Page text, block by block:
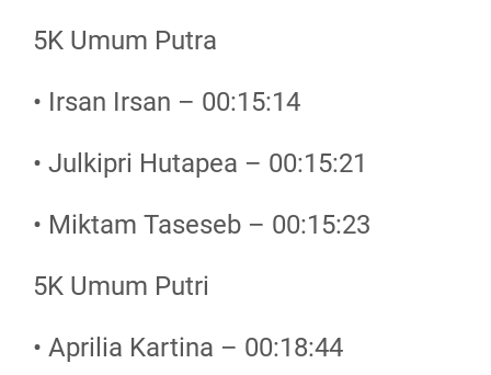
5K Umum Putra
• Irsan Irsan – 00:15:14
• Julkipri Hutapea – 00:15:21
• Miktam Taseseb – 00:15:23
5K Umum Putri
• Aprilia Kartina – 00:18:44